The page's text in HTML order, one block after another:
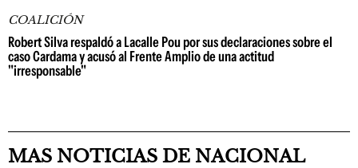
COALICIÓN
Robert Silva respaldó a Lacalle Pou por sus declaraciones sobre el
caso Cardama y acusó al Frente Amplio de una actitud
"irresponsable"
MAS NOTICIAS DE NACIONAL